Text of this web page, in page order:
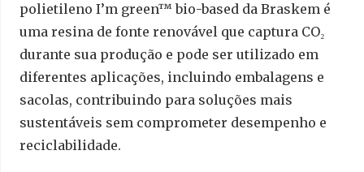
polietileno I’m green™ bio-based da Braskem é
uma resina de fonte renovável que captura CO₂
durante sua produção e pode ser utilizado em
diferentes aplicações, incluindo embalagens e
sacolas, contribuindo para soluções mais
sustentáveis sem comprometer desempenho e
reciclabilidade.